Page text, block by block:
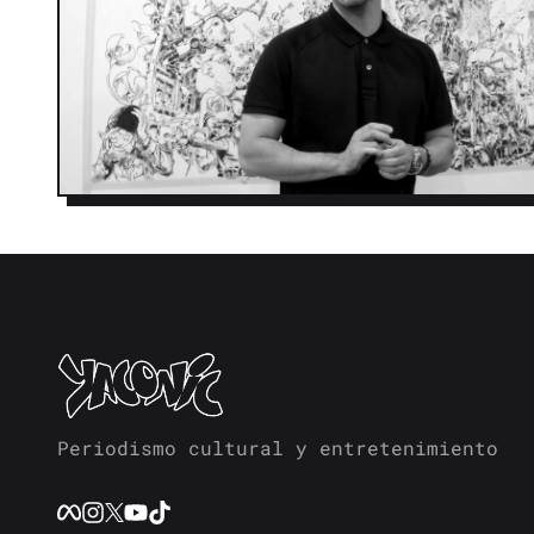
Periodismo cultural y entretenimiento